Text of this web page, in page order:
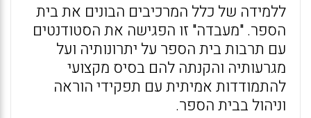
ללמידה של כלל המרכיבים הבונים את בית
הספר. "מעבדה" זו הפגישה את הסטודנטים
עם תרבות בית הספר על יתרונותיה ועל
מגרעותיה והקנתה להם בסיס מקצועי
להתמודדות אמיתית עם תפקידי הוראה
וניהול בבית הספר.